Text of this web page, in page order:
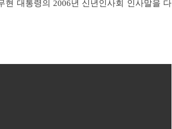
현 대통령의 2006년 신년인사회 인사말을 다